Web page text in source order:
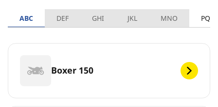
ABC DEF GHI JKL MNO PQRS
Boxer 150